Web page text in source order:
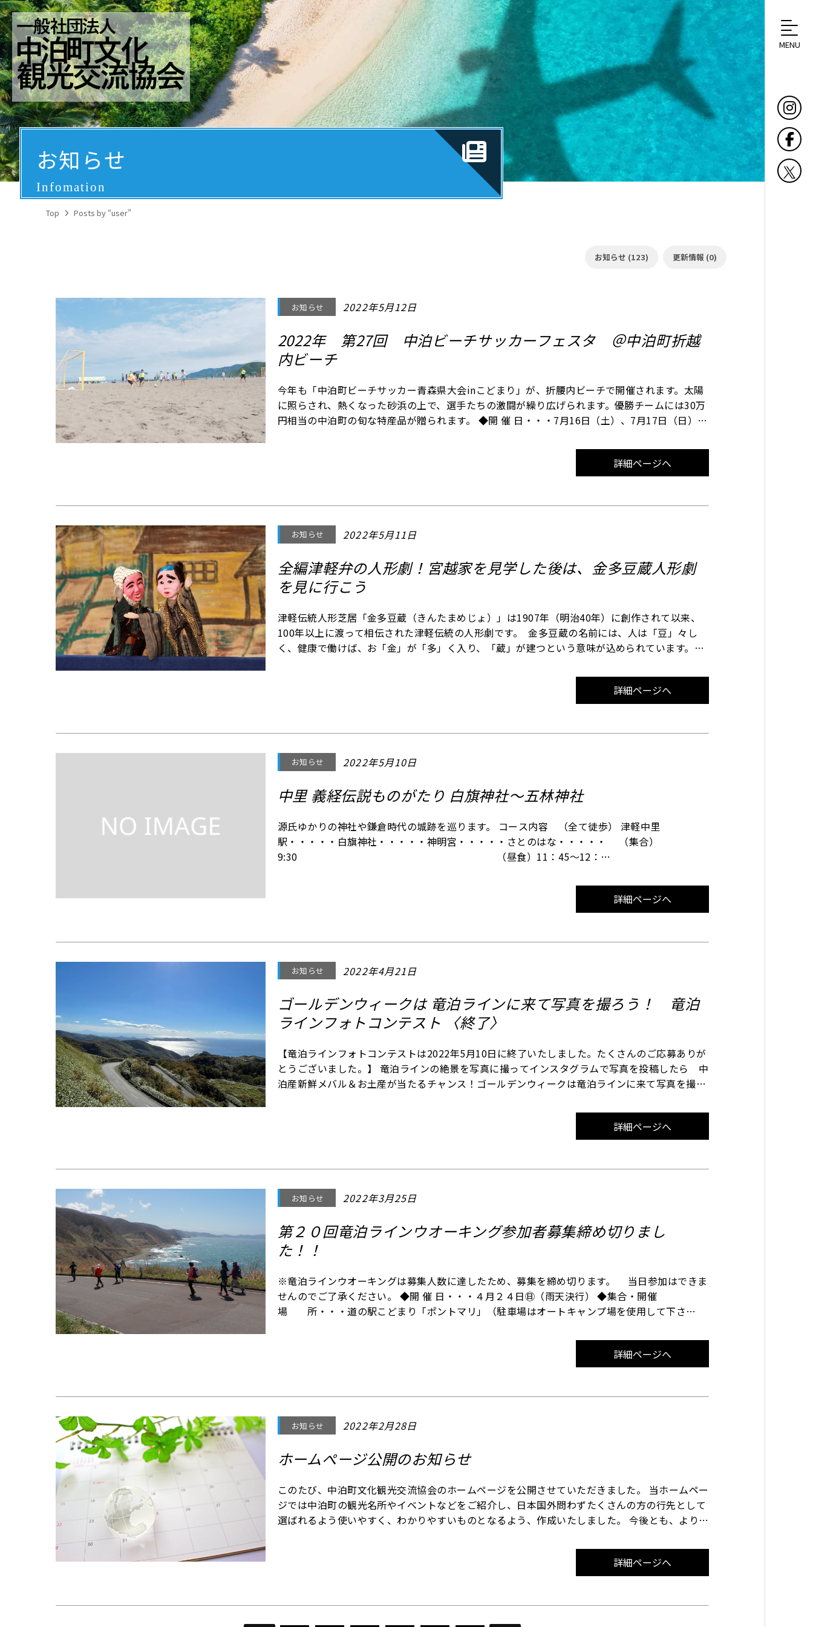
MENU
お知らせ
Infomation
Top Posts by “user”
お知らせ (123) 更新情報 (0)
お知らせ 2022年5月12日
2022年 第27回 中泊ビーチサッカーフェスタ ＠中泊町折越
内ビーチ
今年も「中泊町ビーチサッカー青森県大会inこどまり」が、折腰内ビーチで開催されます。太陽
に照らされ、熱くなった砂浜の上で、選手たちの激闘が繰り広げられます。優勝チームには30万
円相当の中泊町の旬な特産品が贈られます。 ◆開 催 日・・・7月16日（土）、7月17日（日）
詳細ページへ
お知らせ 2022年5月11日
全編津軽弁の人形劇！宮越家を見学した後は、金多豆蔵人形劇
を見に行こう
津軽伝統人形芝居「金多豆蔵（きんたまめじょ）」は1907年（明治40年）に創作されて以来、
100年以上に渡って相伝された津軽伝統の人形劇です。 金多豆蔵の名前には、人は「豆」々し
く、健康で働けば、お「金」が「多」く入り、「蔵」が建つという意味が込められています。
詳細ページへ
お知らせ 2022年5月10日
中里 義経伝説ものがたり 白旗神社～五林神社
源氏ゆかりの神社や鎌倉時代の城跡を巡ります。 コース内容 （全て徒歩） 津軽中里
駅・・・・・白旗神社・・・・・神明宮・・・・・さとのはな・・・・・ （集合）
9:30 （昼食）11：45～12：
五林館跡・・・・・五林神社・・・・・中泊博物館・・・・・津軽中里
詳細ページへ
お知らせ 2022年4月21日
ゴールデンウィークは 竜泊ラインに来て写真を撮ろう！ 竜泊
ラインフォトコンテスト 〈終了〉
【竜泊ラインフォトコンテストは2022年5月10日に終了いたしました。たくさんのご応募ありが
とうございました。】 竜泊ラインの絶景を写真に撮ってインスタグラムで写真を投稿したら 中
泊産新鮮メバル＆お土産が当たるチャンス！ゴールデンウィークは竜泊ラインに来て写真を撮ろ
詳細ページへ
お知らせ 2022年3月25日
第２０回竜泊ラインウオーキング参加者募集締め切りまし
た！！
※竜泊ラインウオーキングは募集人数に達したため、募集を締め切ります。 当日参加はできま
せんのでご了承ください。 ◆開 催 日・・・４月２４日㊐（雨天決行） ◆集合・開催
場 所・・・道の駅こどまり「ポントマリ」（駐車場はオートキャンプ場を使用して下さ
詳細ページへ
お知らせ 2022年2月28日
ホームぺージ公開のお知らせ
このたび、中泊町文化観光交流協会のホームページを公開させていただきました。 当ホームペー
ジでは中泊町の観光名所やイベントなどをご紹介し、日本国外問わずたくさんの方の行先として
選ばれるよう使いやすく、わかりやすいものとなるよう、作成いたしました。 今後とも、より一
詳細ページへ